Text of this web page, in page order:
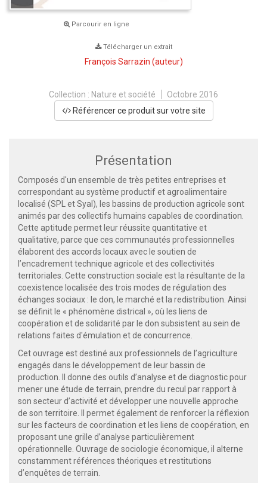
Parcourir en ligne
Télécharger un extrait
François Sarrazin (auteur)
Collection : Nature et société
Octobre 2016
Référencer ce produit sur votre site
Présentation
Composés d'un ensemble de très petites entreprises et
correspondant au système productif et agroalimentaire
localisé (SPL et Syal), les bassins de production agricole sont
animés par des collectifs humains capables de coordination.
Cette aptitude permet leur réussite quantitative et
qualitative, parce que ces communautés professionnelles
élaborent des accords locaux avec le soutien de
l’encadrement technique agricole et des collectivités
territoriales. Cette construction sociale est la résultante de la
coexistence localisée des trois modes de régulation des
échanges sociaux : le don, le marché et la redistribution. Ainsi
se définit le « phénomène districal », où les liens de
coopération et de solidarité par le don subsistent au sein de
relations faites d'émulation et de concurrence.
Cet ouvrage est destiné aux professionnels de l’agriculture
engagés dans le développement de leur bassin de
production. Il donne des outils d’analyse et de diagnostic pour
mener une étude de terrain, prendre du recul par rapport à
son secteur d’activité et développer une nouvelle approche
de son territoire. Il permet également de renforcer la réflexion
sur les facteurs de coordination et les liens de coopération, en
proposant une grille d’analyse particulièrement
opérationnelle. Ouvrage de sociologie économique, il alterne
constamment références théoriques et restitutions
d’enquêtes de terrain.